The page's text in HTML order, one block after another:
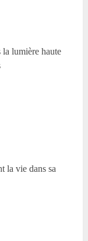
la lumière haute
la vie dans sa